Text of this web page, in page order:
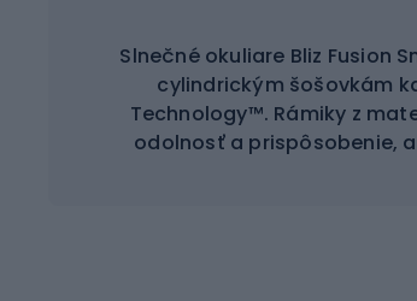
Slnečné okuliare Bliz Fusion
cylindrickým šošovkám
Technology™. Rámiky z
odolnosť a prispôsobenie,